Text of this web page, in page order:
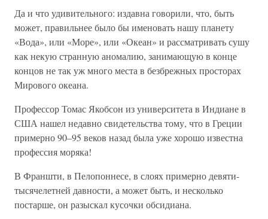
Да и что удивительного: издавна говорили, что, быть
может, правильнее было бы именовать нашу планету
«Вода», или «Море», или «Океан» и рассматривать сушу
как некую странную аномалию, занимающую в конце
концов не так уж много места в безбрежных просторах
Мирового океана.
Профессор Томас Якобсон из университета в Индиане в
США нашел недавно свидетельства тому, что в Греции
примерно 90–95 веков назад была уже хорошо известна
профессия моряка!
В Франшти, в Пелопоннесе, в слоях примерно девяти-
тысячелетней давности, а может быть, и несколько
постарше, он разыскал кусочки обсидиана.